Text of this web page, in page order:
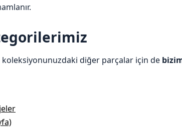
koleksiyonunuzdaki diğer parçalar için de